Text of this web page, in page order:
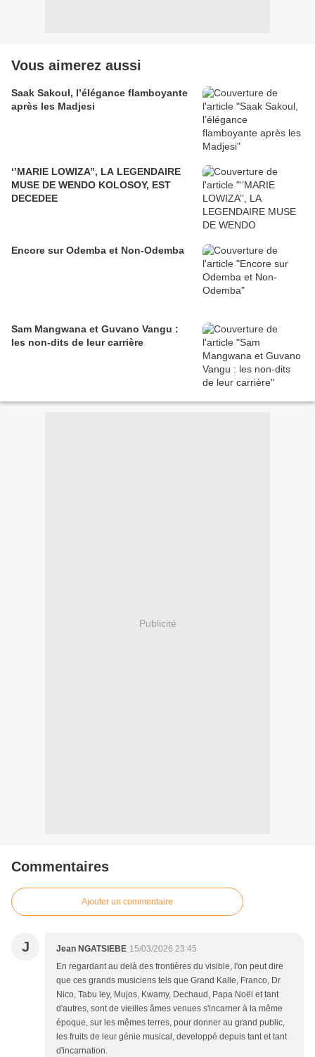
Vous aimerez aussi
Saak Sakoul, l’élégance flamboyante
après les Madjesi
‘’MARIE LOWIZA’’, LA LEGENDAIRE
MUSE DE WENDO KOLOSOY, EST
DECEDEE
Encore sur Odemba et Non-Odemba
Sam Mangwana et Guvano Vangu :
les non-dits de leur carrière
Publicité
Commentaires
Ajouter un commentaire
J Jean NGATSIEBE 15/03/2026 23:45
En regardant au delà des frontières du visible, l'on peut dire
que ces grands musiciens tels que Grand Kalle, Franco, Dr
Nico, Tabu ley, Mujos, Kwamy, Dechaud, Papa Noël et tant
d'autres, sont de vieilles âmes venues s'incarner à la même
époque, sur les mêmes terres, pour donner au grand public,
les fruits de leur génie musical, developpé depuis tant et tant
d'incarnation.